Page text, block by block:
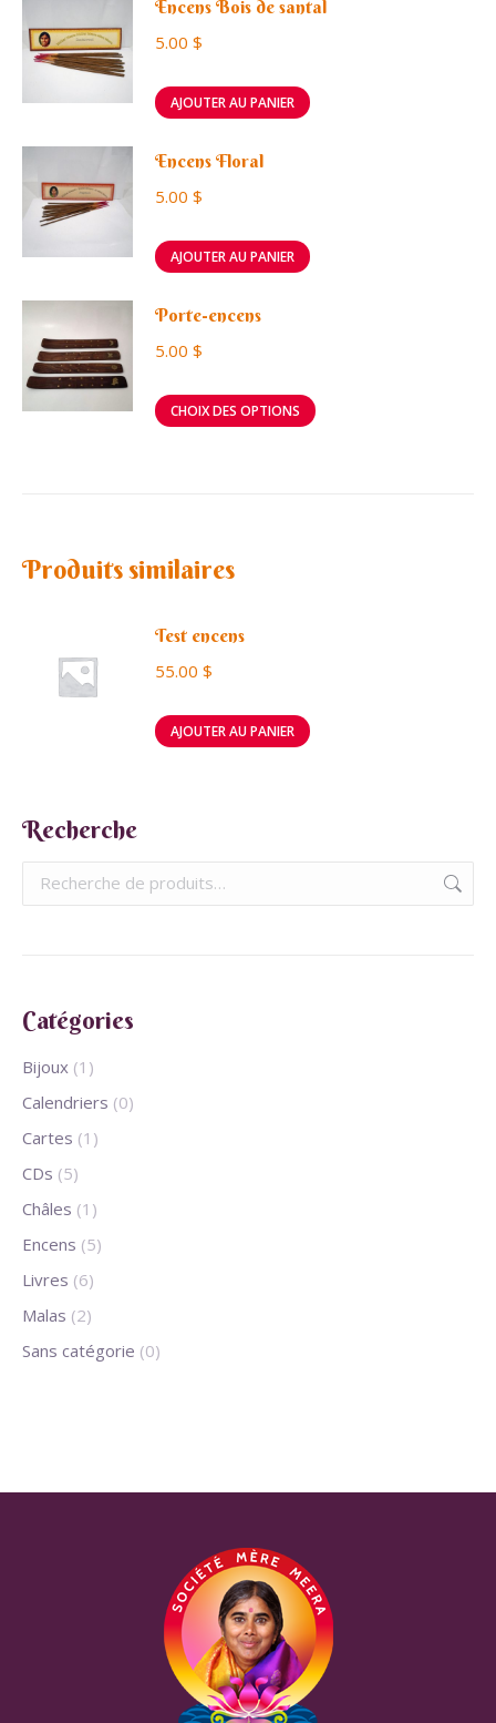
Encens Bois de santal
5.00 $
AJOUTER AU PANIER
Encens Floral
5.00 $
AJOUTER AU PANIER
Porte-encens
5.00 $
CHOIX DES OPTIONS
Ce
Produits similaires
Test encens
55.00 $
AJOUTER AU PANIER
Recherche
Catégories
Bijoux (1)
Calendriers (0)
Cartes (1)
CDs (5)
Châles (1)
Encens (5)
Livres (6)
Malas (2)
Sans catégorie (0)